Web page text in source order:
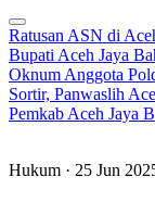
Ratusan ASN di
Bupati Aceh Jaya
Oknum Anggota
Sortir, Panwaslih
Pemkab Aceh Jaya
Hukum · 25 Jun